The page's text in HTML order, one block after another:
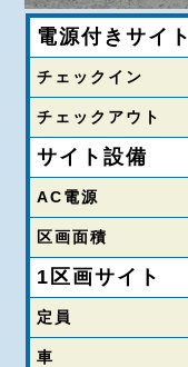
電源付きサイト
チェックイン
チェックアウト
サイト設備
AC電源
区画面積
1区画サイト
定員
車